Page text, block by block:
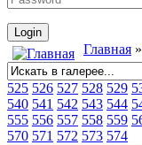
Главная »
525 526 527 528 529
540 541 542 543 544
555 556 557 558 559
570 571 572 573 574